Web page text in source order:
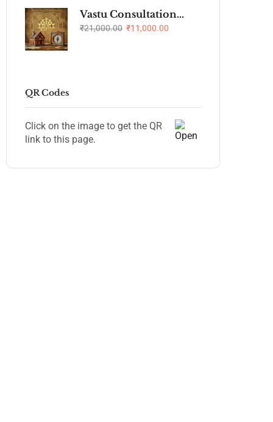
Vastu Consultation with Vastu Remedies
₹21,000.00 ₹11,000.00
QR Codes
Click on the image to get the QR
link to this page.